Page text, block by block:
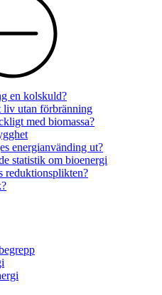
en kolskuld?
liv utan förbränning
med biomassa?
energianvänding ut?
statistik om bioenergi
reduktionsplikten?